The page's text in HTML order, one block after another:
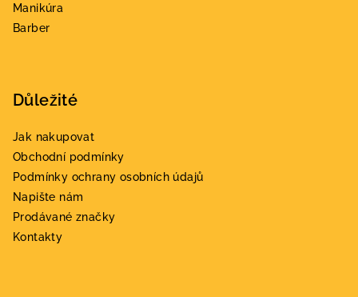
Manikúra
Barber
Důležité
Jak nakupovat
Obchodní podmínky
Podmínky ochrany osobních údajů
Napište nám
Prodávané značky
Kontakty